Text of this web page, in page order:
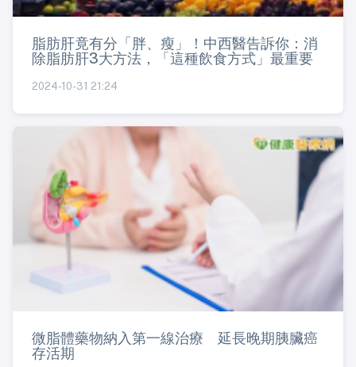
脂肪肝竟有分「胖、瘦」！中西醫告訴你：消
除脂肪肝3大方法，「這種飲食方式」最重要
2024-10-31 21:24
微脂體藥物納入第一線治療 延長晚期胰臟癌
存活期